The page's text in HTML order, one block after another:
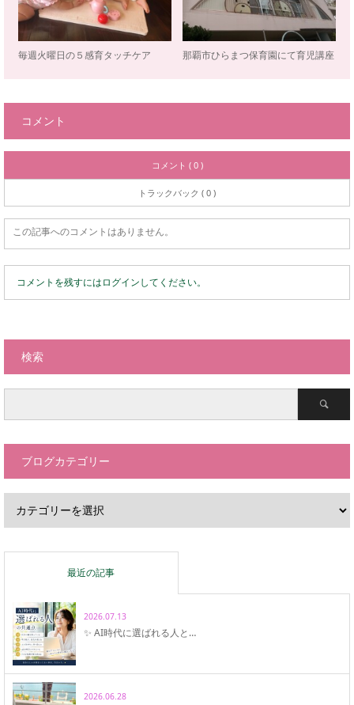
毎週火曜日の５感育タッチケア 那覇市ひらまつ保育園にて育児講座
コメント
コメント ( 0 )
トラックバック ( 0 )
この記事へのコメントはありません。
コメントを残すにはログインしてください。
検索
ブログカテゴリー
最近の記事
2026.07.13
✨ AI時代に選ばれる人と…
2026.06.28